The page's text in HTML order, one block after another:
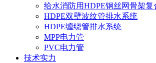
给水消防用HDPE钢丝网骨架复
HDPE双壁波纹管排水系统
HDPE缠绕管排水系统
MPP电力管
PVC电力管
技术实力